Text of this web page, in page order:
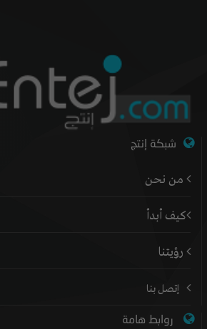
شبكة إنتج
من نحن
كيف أبدأ
رؤيتنا
إتصل بنا
روابط هامة